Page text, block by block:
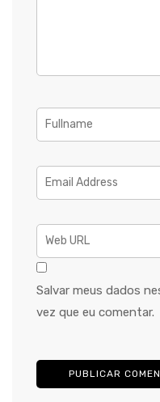
Salvar meus dados
vez que eu comentar.